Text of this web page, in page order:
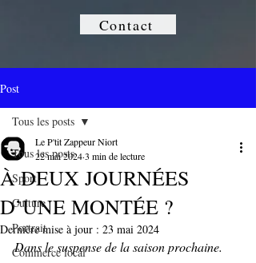
Contact
Post
Tous les posts
Sport
Culture
Portrait
Commerce local
Tous les posts
À DEUX JOURNÉES
D’UNE MONTÉE ?
Le P'tit Zappeur Niort
22 mai 20243 min de lecture
Dernière mise à jour : 23 mai 2024
Dans le suspense de la saison prochaine.